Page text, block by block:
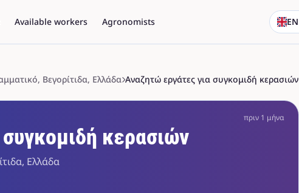
Available workers Agronomists EN
Βεγορίτιδα, Ελλάδα Αναζητώ εργάτες για συγκομιδή κερασιών
πριν 1 μήνα
κερασιών
Ελλάδα